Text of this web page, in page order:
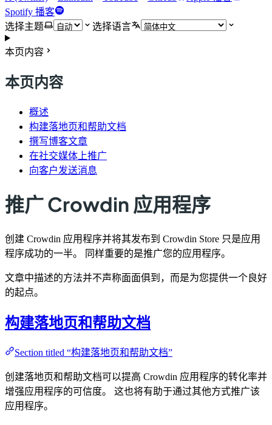
Spotify 播客
选择主题
选择语言
本页内容
本页内容
概述
构建落地页和帮助文档
撰写博客文章
在社交媒体上推广
向客户发送消息
推广 Crowdin 应用程序
创建 Crowdin 应用程序并将其发布到 Crowdin Store 只是应用
程序成功的一半。 同样重要的是推广您的应用程序。
文章中描述的方法并不声称面面俱到，而是为您提供一个良好
的起点。
构建落地页和帮助文档
Section titled “构建落地页和帮助文档”
创建落地页和帮助文档可以提高 Crowdin 应用程序的转化率并
增强应用程序的可信度。 这也将有助于通过其他方式推广该
应用程序。